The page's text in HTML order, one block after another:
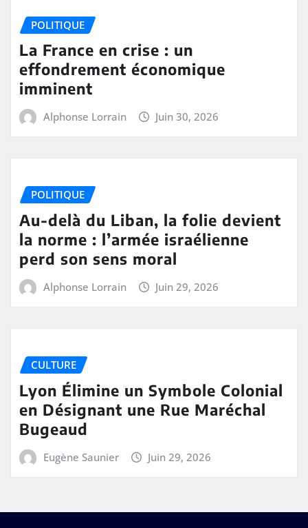
POLITIQUE
La France en crise : un
effondrement économique
imminent
Alphonse Lorrain Juin 30, 2026
POLITIQUE
Au-delà du Liban, la folie devient
la norme : l’armée israélienne
perd son sens moral
Alphonse Lorrain Juin 29, 2026
CULTURE
Lyon Élimine un Symbole Colonial
en Désignant une Rue Maréchal
Bugeaud
Eugène Saunier Juin 29, 2026